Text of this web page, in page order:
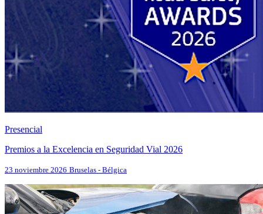
Presencial
Premios a la Excelencia en Seguridad Vial 2026
23 noviembre 2026 Bruselas - Bélgica